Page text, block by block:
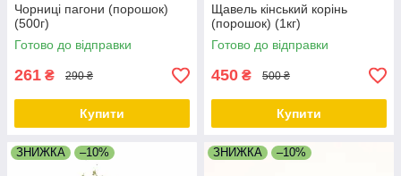
Чорниці пагони (порошок)
(500г)
Готово до відправки
261 ₴ 290 ₴
Купити
Щавель кінський корінь
(порошок) (1кг)
Готово до відправки
450 ₴ 500 ₴
Купити
ЗНИЖКА –10% ЗНИЖКА –10%